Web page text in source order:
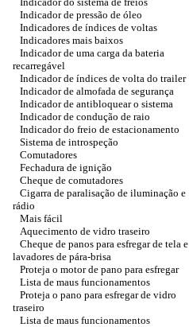
Indicador de pressão de óleo
Indicadores de índices de voltas
Indicadores mais baixos
Indicador de uma carga da bateria
recarregável
Indicador de índices de volta do trailer
Indicador de almofada de segurança
Indicador de antibloquear o sistema
Indicador de condução de raio
Indicador do freio de estacionamento
Sistema de introspeção
Comutadores
Fechadura de ignição
Cheque de comutadores
Cigarra de paralisação de iluminação e
rádio
Mais fácil
Aquecimento de vidro traseiro
Cheque de panos para esfregar de tela e
lavadores de pára-brisa
Proteja o motor de pano para esfregar
Lista de maus funcionamentos
Proteja o pano para esfregar de vidro
traseiro
Lista de maus funcionamentos